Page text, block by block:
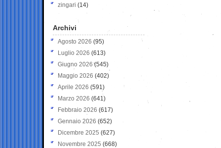
zingari (14)
Archivi
Agosto 2026 (95)
Luglio 2026 (613)
Giugno 2026 (545)
Maggio 2026 (402)
Aprile 2026 (591)
Marzo 2026 (641)
Febbraio 2026 (617)
Gennaio 2026 (652)
Dicembre 2025 (627)
Novembre 2025 (668)